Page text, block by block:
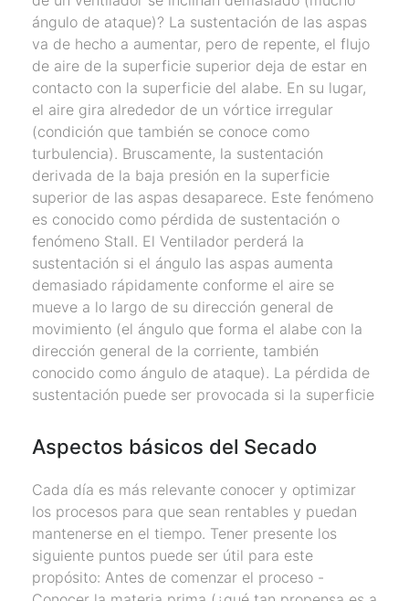
ángulo de ataque)? La sustentación de las aspas
va de hecho a aumentar, pero de repente, el flujo
de aire de la superficie superior deja de estar en
contacto con la superficie del alabe. En su lugar,
el aire gira alrededor de un vórtice irregular
(condición que también se conoce como
turbulencia). Bruscamente, la sustentación
derivada de la baja presión en la superficie
superior de las aspas desaparece. Este fenómeno
es conocido como pérdida de sustentación o
fenómeno Stall. El Ventilador perderá la
sustentación si el ángulo las aspas aumenta
demasiado rápidamente conforme el aire se
mueve a lo largo de su dirección general de
movimiento (el ángulo que forma el alabe con la
dirección general de la corriente, también
conocido como ángulo de ataque). La pérdida de
sustentación puede ser provocada si la superficie
Aspectos básicos del Secado
Cada día es más relevante conocer y optimizar
los procesos para que sean rentables y puedan
mantenerse en el tiempo. Tener presente los
siguiente puntos puede ser útil para este
propósito: Antes de comenzar el proceso -